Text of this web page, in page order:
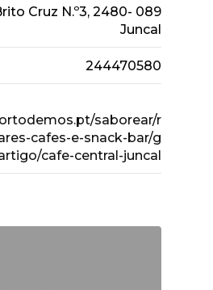
Cruz N.º3, 2480- 089
Juncal
244470580
saborear/r
cafes-e-snack-bar/g
cafe-central-juncal